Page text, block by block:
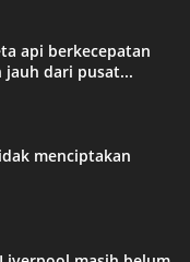
api berkecepatan
jauh dari pusat...
menciptakan